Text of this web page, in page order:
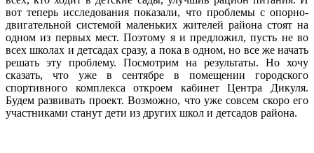
вот теперь исследования показали, что проблемы с опорно-
двигательной системой маленьких жителей района стоят на
одном из первых мест. Поэтому я и предложил, пусть не во
всех школах и детсадах сразу, а пока в одном, но все же начать
решать эту проблему. Посмотрим на результаты. Но хочу
сказать, что уже в сентябре в помещении городского
спортивного комплекса откроем кабинет Центра Дикуля.
Будем развивать проект. Возможно, что уже совсем скоро его
участниками станут дети из других школ и детсадов района.